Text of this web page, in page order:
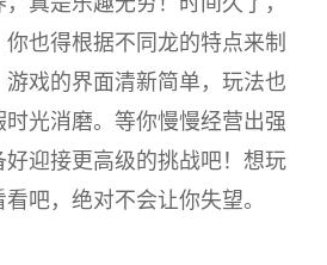
也得根据不同龙的特点来制
戏的界面清新简单，玩法也
光消磨。等你慢慢经营出强
迎接更高级的挑战吧！想玩
吧，绝对不会让你失望。